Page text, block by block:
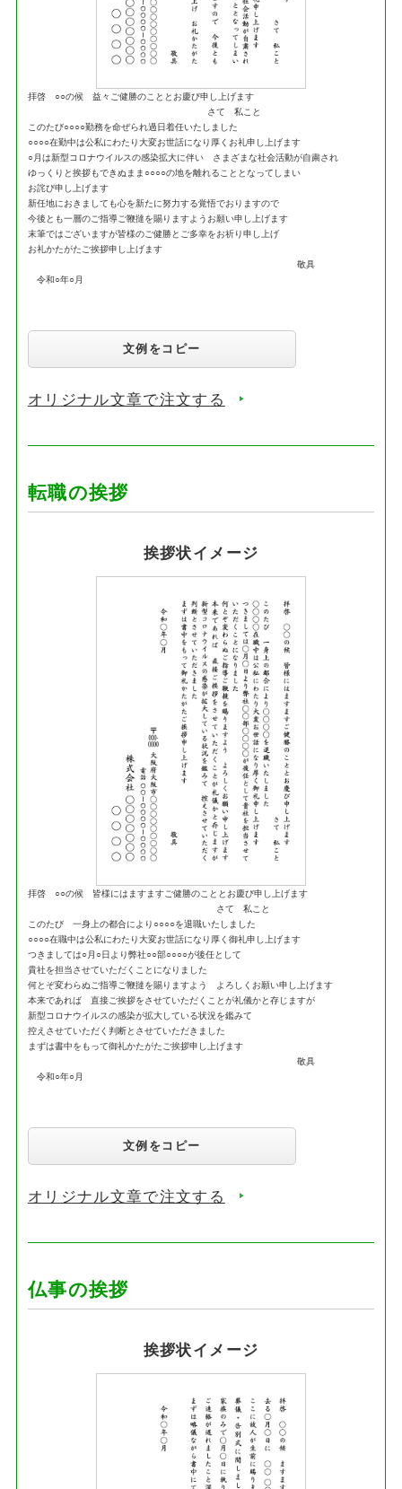
拝啓 ○○の候 益々ご健勝のこととお慶び申し上げます
さて 私こと
このたび○○○○勤務を命ぜられ過日着任いたしました
○○○○在勤中は公私にわたり大変お世話になり厚くお礼申し上げます
○月は新型コロナウイルスの感染拡大に伴い さまざまな社会活動が自粛され
ゆっくりと挨拶もできぬまま○○○○の地を離れることとなってしまい
お詫び申し上げます
新任地におきましても心を新たに努力する覚悟でおりますので
今後とも一層のご指導ご鞭撻を賜りますようお願い申し上げます
末筆ではございますが皆様のご健勝とご多幸をお祈り申し上げ
お礼かたがたご挨拶申し上げます
敬具
令和○年○月
文例をコピー
オリジナル文章で注文する
転職の挨拶
拝啓 ○○の候 皆様にはますますご健勝のこととお慶び申し上げます
さて 私こと
このたび 一身上の都合により○○○○を退職いたしました
○○○○在職中は公私にわたり大変お世話になり厚く御礼申し上げます
つきましては○月○日より弊社○○部○○○○が後任として
貴社を担当させていただくことになりました
何とぞ変わらぬご指導ご鞭撻を賜りますよう よろしくお願い申し上げます
本来であれば 直接ご挨拶をさせていただくことが礼儀かと存じますが
新型コロナウイルスの感染が拡大している状況を鑑みて
控えさせていただく判断とさせていただきました
まずは書中をもって御礼かたがたご挨拶申し上げます
敬具
令和○年○月
文例をコピー
オリジナル文章で注文する
挨拶状イメージ
仏事の挨拶
挨拶状イメージ